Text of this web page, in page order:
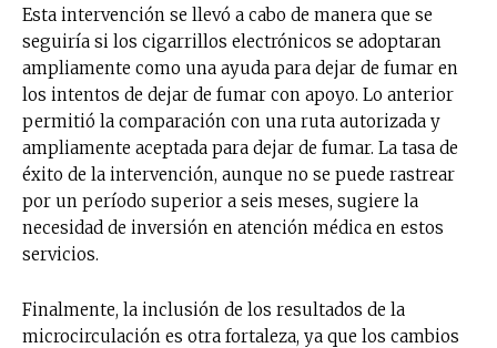
Esta intervención se llevó a cabo de manera que se
seguiría si los cigarrillos electrónicos se adoptaran
ampliamente como una ayuda para dejar de fumar en
los intentos de dejar de fumar con apoyo. Lo anterior
permitió la comparación con una ruta autorizada y
ampliamente aceptada para dejar de fumar. La tasa de
éxito de la intervención, aunque no se puede rastrear
por un período superior a seis meses, sugiere la
necesidad de inversión en atención médica en estos
servicios.
Finalmente, la inclusión de los resultados de la
microcirculación es otra fortaleza, ya que los cambios